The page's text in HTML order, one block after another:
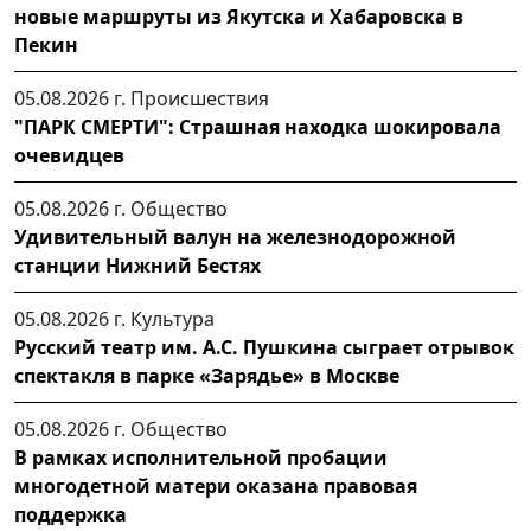
новые маршруты из Якутска и Хабаровска в
Пекин
05.08.2026 г. Происшествия
"ПАРК СМЕРТИ": Страшная находка шокировала
очевидцев
05.08.2026 г. Общество
Удивительный валун на железнодорожной
станции Нижний Бестях
05.08.2026 г. Культура
Русский театр им. А.С. Пушкина сыграет отрывок
спектакля в парке «Зарядье» в Москве
05.08.2026 г. Общество
В рамках исполнительной пробации
многодетной матери оказана правовая
поддержка